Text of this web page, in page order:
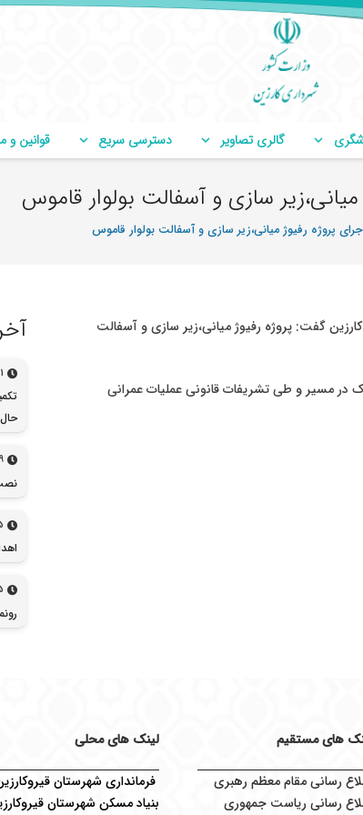
گالری تصاویر دسترسی سریع قوانین و
میانی،زیر سازی و آسفالت بولوار قاموس
پروژه رفیوژ میانی،زیر سازی و آسفالت بولوار قاموس
گفت: پروژه رفیوژ میانی،زیر سازی و آسفالت
در مسیر و طی تشریفات قانونی عملیات عمرانی
های مستقیم
رسانی مقام معظم رهبری
رسانی ریاست جمهوری
لینک های محلی
فرمانداری شهرستان
بنیاد مسکن شهرستان